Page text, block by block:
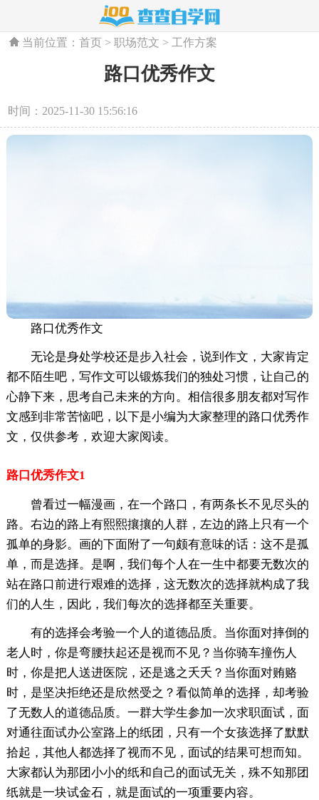
当前位置：首页 >职场范文 > 工作方案
路口优秀作文
时间：2025-11-30 15:56:16
路口优秀作文
无论是身处学校还是步入社会，说到作文，大家肯定
都不陌生吧，写作文可以锻炼我们的独处习惯，让自己的
心静下来，思考自己未来的方向。相信很多朋友都对写作
文感到非常苦恼吧，以下是小编为大家整理的路口优秀作
文，仅供参考，欢迎大家阅读。
路口优秀作文1
曾看过一幅漫画，在一个路口，有两条长不见尽头的
路。右边的路上有熙熙攘攘的人群，左边的路上只有一个
孤单的身影。画的下面附了一句颇有意味的话：这不是孤
单，而是选择。是啊，我们每个人在一生中都要无数次的
站在路口前进行艰难的选择，这无数次的选择就构成了我
们的人生，因此，我们每次的选择都至关重要。
有的选择会考验一个人的道德品质。当你面对摔倒的
老人时，你是弯腰扶起还是视而不见？当你骑车撞伤人
时，你是把人送进医院，还是逃之夭夭？当你面对贿赂
时，是坚决拒绝还是欣然受之？看似简单的选择，却考验
了无数人的道德品质。一群大学生参加一次求职面试，面
对通往面试办公室路上的纸团，只有一个女孩选择了默默
拾起，其他人都选择了视而不见，面试的结果可想而知。
大家都认为那团小小的纸和自己的面试无关，殊不知那团
纸就是一块试金石，就是面试的一项重要内容。